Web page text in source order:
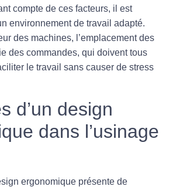
compte de ces facteurs, il est
environnement de travail adapté.
des machines, l’emplacement des
des commandes, qui doivent tous
le travail sans causer de stress
d’un design
dans l’usinage
ergonomique présente de